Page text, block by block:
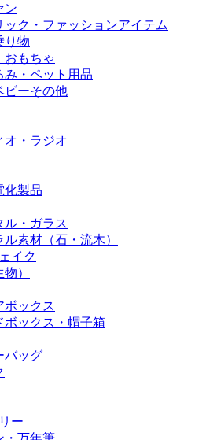
ン
ック・ファッションアイテム
り物
おもちゃ
み・ペット用品
ビーその他
オ・ラジオ
化製品
ル・ガラス
素材（石・流木）
イク
）
ボックス
ボックス・帽子箱
バッグ
ー